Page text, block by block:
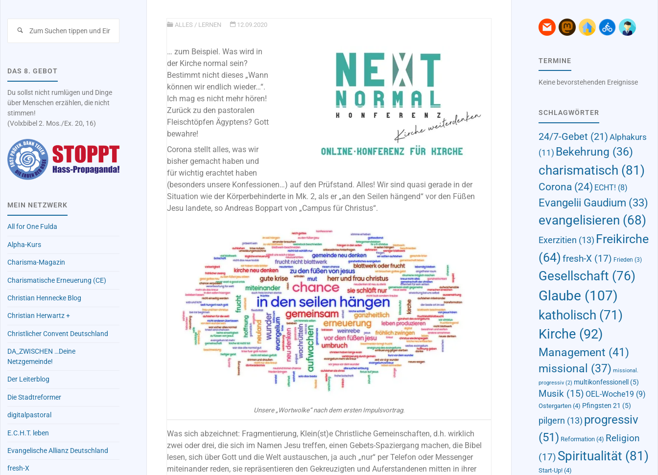
ALLES / LERNEN 12.09.2020
… zum Beispiel. Was wird in
der Kirche normal sein?
Bestimmt nicht dieses „Wann
können wir endlich wieder…“.
Ich mag es nicht mehr hören!
Zurück zu den pastoralen
Fleischtöpfen Ägyptens? Gott
bewahre!
Corona stellt alles, was wir
bisher gemacht haben und
für wichtig erachtet haben
(besonders unsere Konfessionen…) auf den Prüfstand. Alles! Wir sind quasi gerade in der
Situation wie der Körperbehinderte in Mk. 2, als er „an den Seilen hängend“ vor den Füßen
Jesu landete, so Andreas Boppart von „Campus für Christus“.
Unsere „Wortwolke“ nach dem ersten Impulsvortrag.
Was sich abzeichnet: Fragmentierung, Klein(st)e Christliche Gemeinschaften, d.h. wirklich
zwei oder drei, die sich im Namen Jesu treffen, einen Gebets-Spaziergang machen, die Bibel
lesen, sich über Gott und die Welt austauschen, ja auch „nur“ per Telefon oder Messenger
miteinander reden, sie repräsentieren den Gekreuzigten und Auferstandenen mitten in ihrer
DAS 8. GEBOT
Du sollst nicht rumlügen und Dinge
über Menschen erzählen, die nicht
stimmen!
(Volxbibel 2. Mos./Ex. 20, 16)
MEIN NETZWERK
All for One Fulda
Alpha-Kurs
Charisma-Magazin
Charismatische Erneuerung (CE)
Christian Hennecke Blog
Christian Herwartz +
Christlicher Convent Deutschland
DA_ZWISCHEN …Deine
Netzgemeinde!
Der Leiterblog
Die Stadtreformer
digitalpastoral
E.C.H.T. leben
Evangelische Allianz Deutschland
fresh-X
TERMINE
Keine bevorstehenden Ereignisse
SCHLAGWÖRTER
24/7-Gebet (21) Alphakurs
(11) Bekehrung (36)
charismatisch (81)
Corona(24) ECHT! (8)
Evangelii Gaudium (33)
evangelisieren (68)
Exerzitien (13) Freikirche
(64) fresh-X(17) Frieden (3)
Gesellschaft (76)
Glaube (107)
katholisch (71)
Kirche(92)
Management (41)
missional (37) missional.
progressiv(2) multikonfessionell (5)
Musik(15) OEL-Woche19 (9)
Ostergarten(4) Pfingsten 21 (5)
pilgern (13) progressiv
(51) Reformation(4) Religion
(17) Spiritualität (81)
Start-Up!(4)